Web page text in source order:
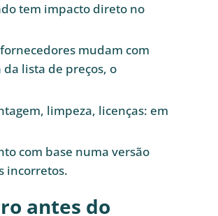
tem impacto direto no
mudam com
lista de preços, o
limpeza, licenças: em
com base numa versão
incorretos.
antes do